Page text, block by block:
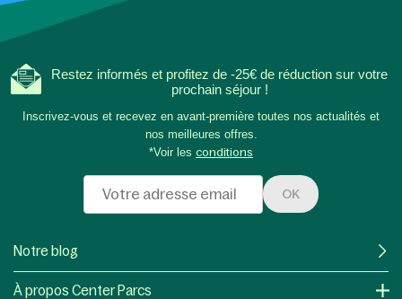
Restez informés et profitez de -25€ de réduction sur votre
prochain séjour !
Inscrivez-vous et recevez en avant-première toutes nos actualités et
nos meilleures offres.
*Voir les conditions
OK
Notre blog
À propos Center Parcs